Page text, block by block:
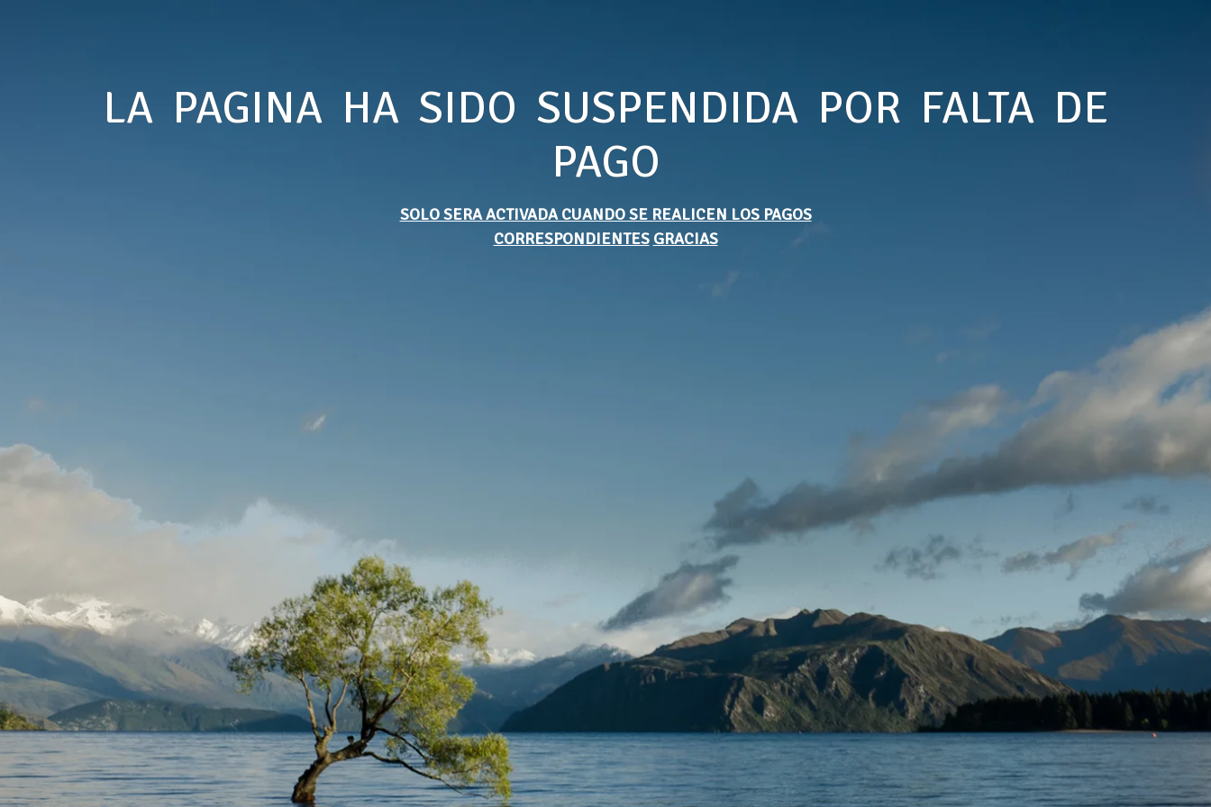
LA PAGINA HA SIDO SUSPENDIDA POR FALTA DE
PAGO
SOLO SERA ACTIVADA CUANDO SE REALICEN LOS PAGOS
CORRESPONDIENTES GRACIAS